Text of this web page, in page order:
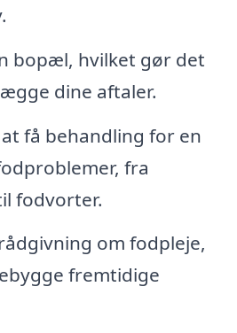
bopæl, hvilket gør det
dine aftaler.
få behandling for en
fra
fodvorter.
om fodpleje,
fremtidige